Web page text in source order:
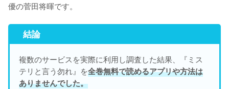
結論
複数のサービスを実際に利用し調査した結果、『ミス
テリと言う勿れ』を全巻無料で読めるアプリや方法は
ありませんでした。